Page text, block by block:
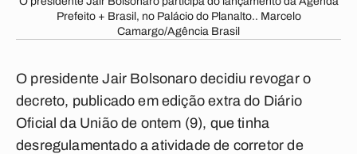
Prefeito + Brasil, no Palácio do Planalto.. Marcelo
Camargo/Agência Brasil
O presidente Jair Bolsonaro decidiu revogar o
decreto, publicado em edição extra do Diário
Oficial da União de ontem (9), que tinha
desregulamentado a atividade de corretor de